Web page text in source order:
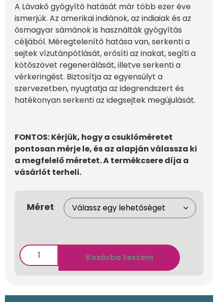
A Lávakő gyógyító hatását már több ezer éve
ismerjük. Az amerikai indiánok, az indiaiak és az
ősmagyar sámánok is használták gyógyítás
céljából. Méregtelenítő hatása van, serkenti a
sejtek vízutánpótlását, erősíti az inakat, segíti a
kötőszövet regenerálását, illetve serkenti a
vérkeringést. Biztosítja az egyensúlyt a
szervezetben, nyugtatja az idegrendszert és
hatékonyan serkenti az idegsejtek megújulását.
FONTOS: Kérjük, hogy a csuklóméretet
pontosan mérje le, és az alapján válassza ki
a megfelelő méretet. A termékcsere díja a
vásárlót terheli.
Méret
Kosárba teszem